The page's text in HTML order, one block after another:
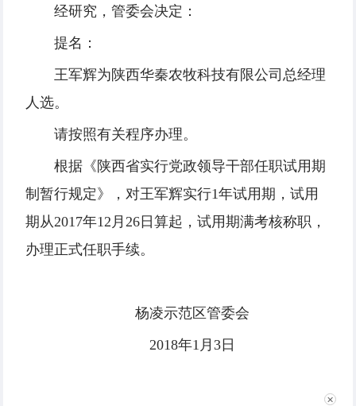
经研究，管委会决定：
提名：
王军辉为陕西华秦农牧科技有限公司总经理
人选。
请按照有关程序办理。
根据《陕西省实行党政领导干部任职试用期
制暂行规定》，对王军辉实行1年试用期，试用
期从2017年12月26日算起，试用期满考核称职，
办理正式任职手续。
杨凌示范区管委会
2018年1月3日
✕